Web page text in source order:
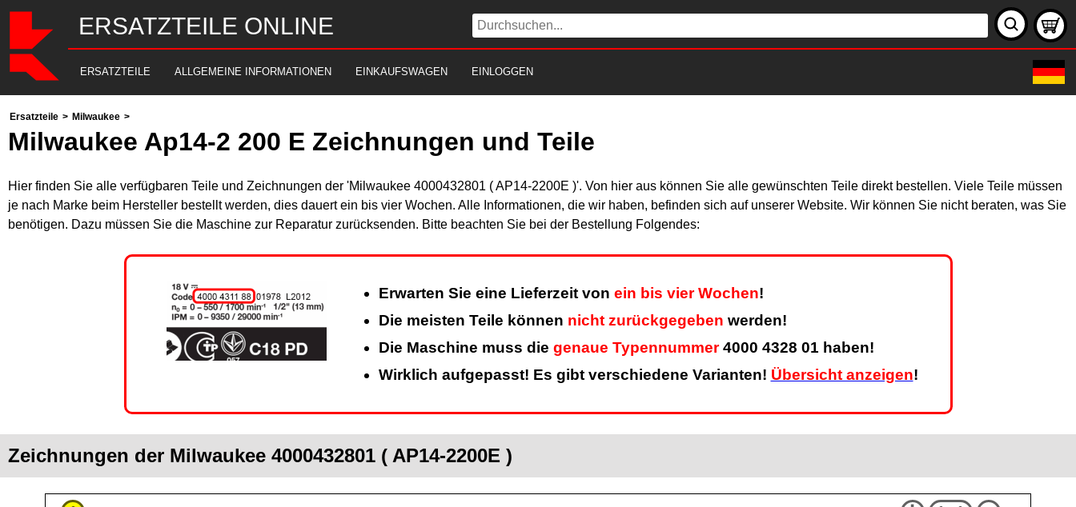
ERSATZTEILE ONLINE
ERSATZTEILE ALLGEMEINE INFORMATIONEN EINKAUFSWAGEN EINLOGGEN
Ersatzteile > Milwaukee >
Milwaukee Ap14-2 200 E Zeichnungen und Teile
Hier finden Sie alle verfügbaren Teile und Zeichnungen der 'Milwaukee 4000432801 ( AP14-2200E )'. Von hier aus können Sie alle gewünschten Teile direkt bestellen. Viele Teile müssen
je nach Marke beim Hersteller bestellt werden, dies dauert ein bis vier Wochen. Alle Informationen, die wir haben, befinden sich auf unserer Website. Wir können Sie nicht beraten, was Sie
benötigen. Dazu müssen Sie die Maschine zur Reparatur zurücksenden. Bitte beachten Sie bei der Bestellung Folgendes:
Erwarten Sie eine Lieferzeit von ein bis vier Wochen!
Die meisten Teile können nicht zurückgegeben werden!
Die Maschine muss die genaue Typennummer4000 4328 01 haben!
Wirklich aufgepasst! Es gibt verschiedene Varianten! Übersicht anzeigen!
Zeichnungen der Milwaukee 4000432801 ( AP14-2200E )